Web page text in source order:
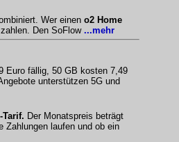
Wer einen o2 Home
Den SoFlow ...mehr
Euro fällig, 50 GB kosten 7,49
unterstützen 5G und
Tarif. Der Monatspreis beträgt
Zahlungen laufen und ob ein